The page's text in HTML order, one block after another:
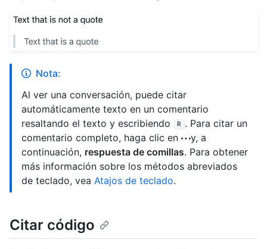
Nota:
Al ver una conversación, puede citar
automáticamente texto en un comentario
resaltando el texto y escribiendo
R
. Para citar un
comentario completo, haga clic en
y, a
continuación, respuesta de comillas. Para obtener
más información sobre los métodos abreviados
de teclado, vea Atajos de teclado.
Citar código